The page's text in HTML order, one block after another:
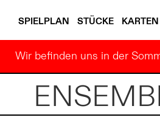
SPIELPLAN STÜCKE KARTEN
Wir befinden uns in der